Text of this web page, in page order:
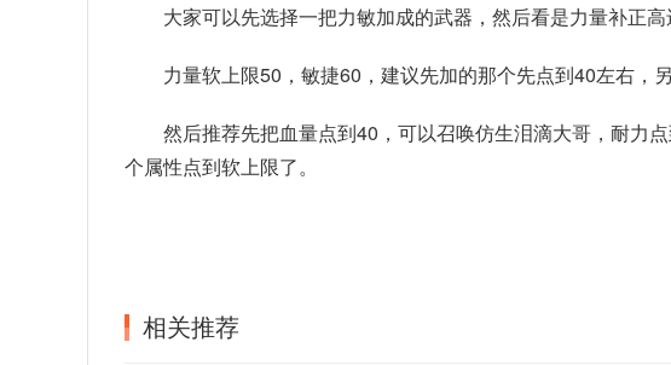
大家可以先选择一把力敏加成的武器，然后看是力量补正高
力量软上限50，敏捷60，建议先加的那个先点到40左右，
然后推荐先把血量点到40，可以召唤仿生泪滴大哥，耐力
个属性点到软上限了。
相关推荐